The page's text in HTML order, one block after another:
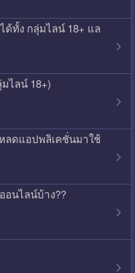
ด้ทั้ง กลุ่มไลน์ 18+ แล
ไลน์ 18+)
ลดแอปพลิเคชั่นมาใช้
อนไลน์บ้าง??